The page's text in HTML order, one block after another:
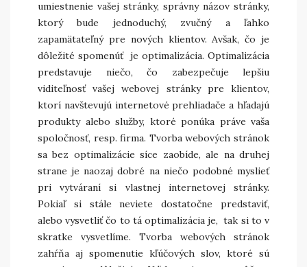
umiestnenie vašej stránky, správny názov stránky,
ktorý bude jednoduchý, zvučný a ľahko
zapamätateľný pre nových klientov. Avšak, čo je
dôležité spomenúť je optimalizácia. Optimalizácia
predstavuje niečo, čo zabezpečuje lepšiu
viditeľnosť vašej webovej stránky pre klientov,
ktorí navštevujú internetové prehliadače a hľadajú
produkty alebo služby, ktoré ponúka práve vaša
spoločnosť, resp. firma. Tvorba webových stránok
sa bez optimalizácie síce zaobíde, ale na druhej
strane je naozaj dobré na niečo podobné myslieť
pri vytváraní si vlastnej internetovej stránky.
Pokiaľ si stále neviete dostatočne predstaviť,
alebo vysvetliť čo to tá optimalizácia je, tak si to v
skratke vysvetlíme. Tvorba webových stránok
zahŕňa aj spomenutie kľúčových slov, ktoré sú